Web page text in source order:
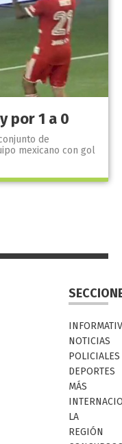
por 1 a 0
de
mexicano con gol
NOTICIAS
POLICIALES
DEPORTES
MÁS
LA
REGIÓN